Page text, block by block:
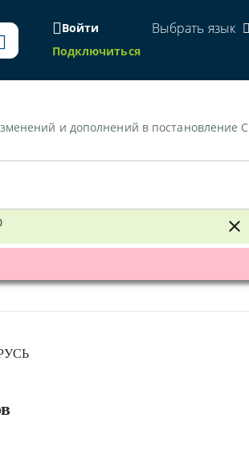
Войти
Подключиться
Выбрать язык
Министров Республики Беларусь от 30 ноября 2007 г. № 1650»